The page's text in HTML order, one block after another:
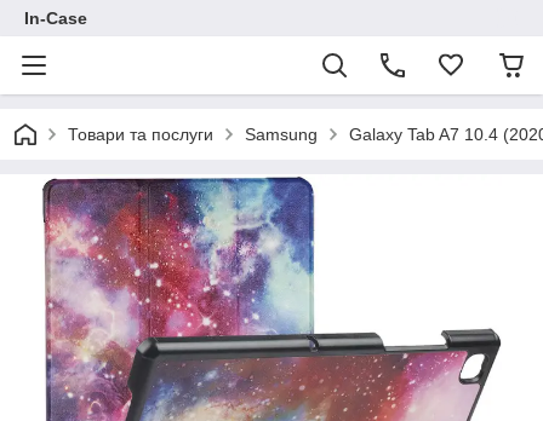
In-Case
Товари та послуги Samsung Galaxy Tab A7 10.4